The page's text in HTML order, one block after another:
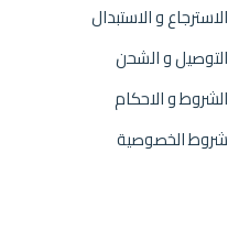
الاسترجاع و الاستبدال
التوصيل و الشحن
الشروط و الاحكام
شروط الخصوصية